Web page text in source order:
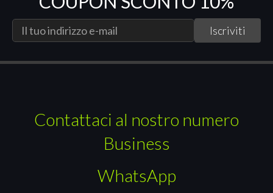
Contattaci al nostro numero
Business
WhatsApp